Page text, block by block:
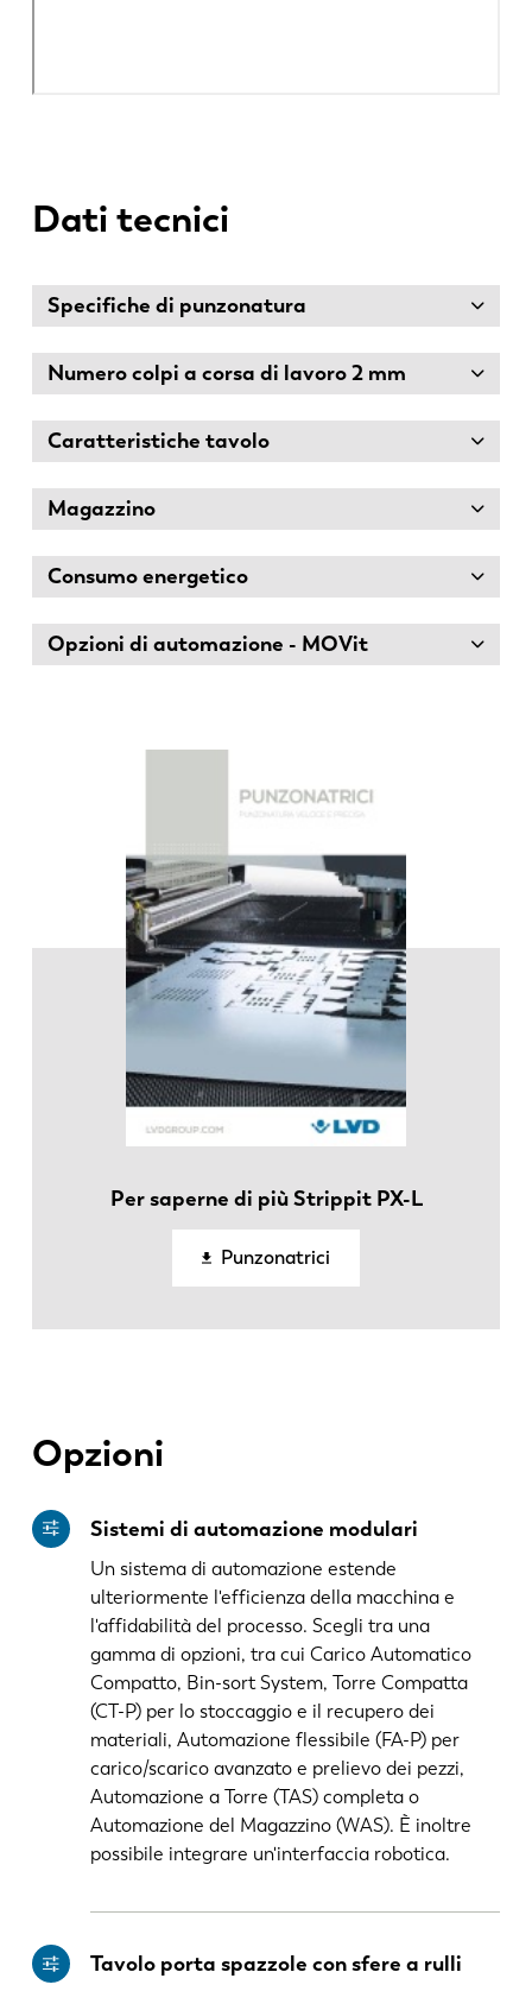
Dati tecnici
Specifiche di punzonatura
Numero colpi a corsa di lavoro 2 mm
Caratteristiche tavolo
Magazzino
Consumo energetico
Opzioni di automazione - MOVit
Per saperne di più Strippit PX-L
Punzonatrici
Opzioni
Sistemi di automazione modulari
Un sistema di automazione estende
ulteriormente l'efficienza della macchina e
l'affidabilità del processo. Scegli tra una
gamma di opzioni, tra cui Carico Automatico
Compatto, Bin-sort System, Torre Compatta
(CT-P) per lo stoccaggio e il recupero dei
materiali, Automazione flessibile (FA-P) per
carico/scarico avanzato e prelievo dei pezzi,
Automazione a Torre (TAS) completa o
Automazione del Magazzino (WAS). È inoltre
possibile integrare un'interfaccia robotica.
Tavolo porta spazzole con sfere a rulli
EN-US
PT-PT
SK